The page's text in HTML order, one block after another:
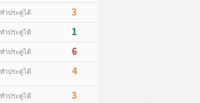
ำประตูได้ 3
ำประตูได้ 1
ำประตูได้ 6
ำประตูได้ 4
ำประตูได้ 3